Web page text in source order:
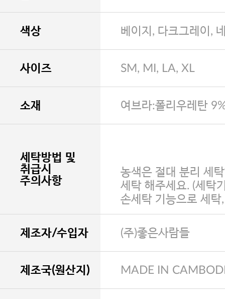
색상 베이지, 다크그레이,
사이즈 SM, MI, LA, XL
소재 여브라:폴리우레탄
세탁방법 및
취급시
주의사항
농색은 절대 분리 세
세탁 해주세요. (세탁
손세탁 기능으로 세탁
제조자/수입자 (주)좋은사람들
제조국(원산지) MADE IN